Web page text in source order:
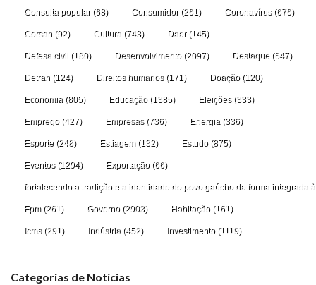
Consulta popular(68) Consumidor(261) Coronavírus(676)
Corsan (92) Cultura (743) Daer(145)
Defesa civil (180) Desenvolvimento(2097) Destaque (647)
Detran (124) Direitos humanos(171) Doação(120)
Economia (805) Educação(1385) Eleições(333)
Emprego(427) Empresas(736) Energia (336)
Esporte (248) Estiagem(132) Estudo(875)
Eventos(1294) Exportação(66)
fortalecendo a tradição e a identidade do povo gaúcho de forma
Fpm(261) Governo(2903) Habitação(161)
Icms(291) Indústria (452) Investimento(1119)
Categorias de Notícias